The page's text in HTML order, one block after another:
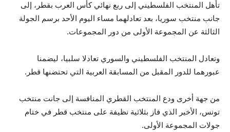
تأهل المنتخب الفلسطيني إلى ربع نهائي كأس العرب بقطر، إلى
جانب منتخب سوريا، بعد تعادلهما مساء اليوم الأحد برسم الجولة
الثالثة عن المجموعة الأولى من دور المجموعات.
وتعادل المنتخب الفلسطيني والسوري تعادلا سلبيا، ليضمنا
عبورهما للدور المقبل من المسابقة العربية التي تحتضنها قطر.
من جهة أخرى ودع المنتخب القطري المنافسة إلى جانت منتخب
تونس، الأخير الذي فاز بثلاثية نظيفة على منتخب قطر في ختام
جولات المجموعة الأولى.